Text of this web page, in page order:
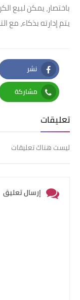
باختصار، يمكن لبيع
يتم إدارته بذكاء، مع
نشر
Facebook
مشاركة
Whatsapp
تعليقات
ليست هناك تعليقات
إرسال تعليق